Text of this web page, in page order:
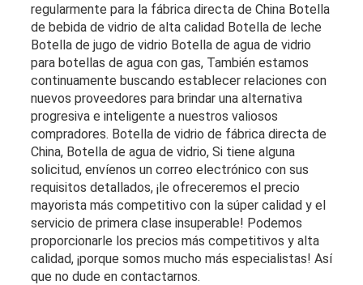
regularmente para la fábrica directa de China Botella
de bebida de vidrio de alta calidad Botella de leche
Botella de jugo de vidrio Botella de agua de vidrio
para botellas de agua con gas, También estamos
continuamente buscando establecer relaciones con
nuevos proveedores para brindar una alternativa
progresiva e inteligente a nuestros valiosos
compradores. Botella de vidrio de fábrica directa de
China, Botella de agua de vidrio, Si tiene alguna
solicitud, envíenos un correo electrónico con sus
requisitos detallados, ¡le ofreceremos el precio
mayorista más competitivo con la súper calidad y el
servicio de primera clase insuperable! Podemos
proporcionarle los precios más competitivos y alta
calidad, ¡porque somos mucho más especialistas! Así
que no dude en contactarnos.